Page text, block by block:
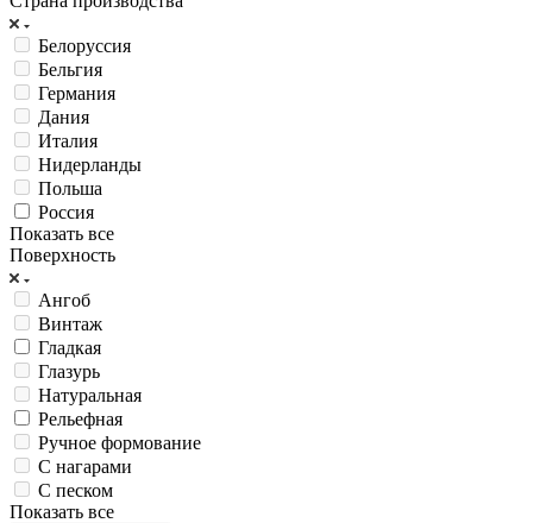
Белоруссия
Бельгия
Германия
Дания
Италия
Нидерланды
Польша
Россия
Показать все
Поверхность
Ангоб
Винтаж
Гладкая
Глазурь
Натуральная
Рельефная
Ручное формование
С нагарами
С песком
Показать все